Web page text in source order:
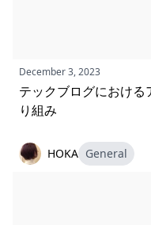
December 3, 2023
テックブログにおけ
り組み
HOKA General